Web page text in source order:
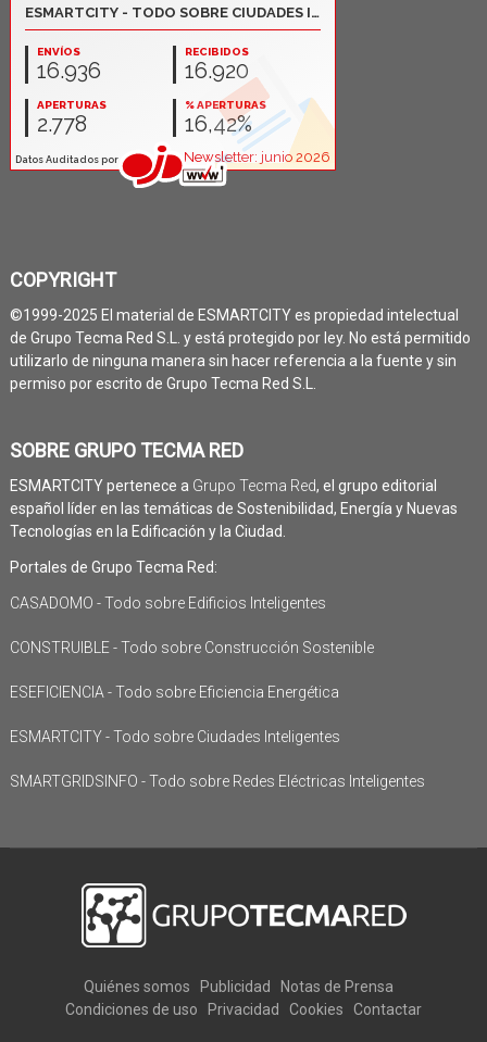
COPYRIGHT
©1999-2025 El material de ESMARTCITY es propiedad intelectual
de Grupo Tecma Red S.L. y está protegido por ley. No está permitido
utilizarlo de ninguna manera sin hacer referencia a la fuente y sin
permiso por escrito de Grupo Tecma Red S.L.
SOBRE GRUPO TECMA RED
ESMARTCITY pertenece a Grupo Tecma Red, el grupo editorial
español líder en las temáticas de Sostenibilidad, Energía y Nuevas
Tecnologías en la Edificación y la Ciudad.
Portales de Grupo Tecma Red:
CASADOMO - Todo sobre Edificios Inteligentes
CONSTRUIBLE - Todo sobre Construcción Sostenible
ESEFICIENCIA - Todo sobre Eficiencia Energética
ESMARTCITY - Todo sobre Ciudades Inteligentes
SMARTGRIDSINFO - Todo sobre Redes Eléctricas Inteligentes
Quiénes somos Publicidad
Notas de Prensa
Condiciones de uso
Privacidad Cookies Contactar